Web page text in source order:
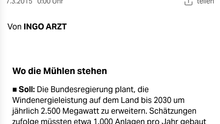
berlin
nord
verlag
verlag
veranstaltungen
Von INGO ARZT
Wo die Mühlen stehen
■ Soll: Die Bundesregierung plant, die
Windenergieleistung auf dem Land bis 2030 um
jährlich 2.500 Megawatt zu erweitern. Schätzungen
zufolge müssten etwa 1.000 Anlagen pro Jahr gebaut